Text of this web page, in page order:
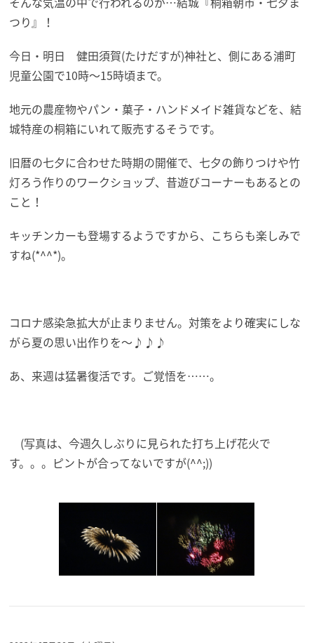
つり』！
今日・明日 健田須賀(たけだすが)神社と、側にある浦町
児童公園で10時～15時頃まで。
地元の農産物やパン・菓子・ハンドメイド雑貨などを、結
城特産の桐箱にいれて販売するそうです。
旧暦の七夕に合わせた時期の開催で、七夕の飾りつけや竹
灯ろう作りのワークショップ、昔遊びコーナーもあるとの
こと！
キッチンカーも登場するようですから、こちらも楽しみで
すね(*^^*)。
コロナ感染急拡大が止まりません。対策をより確実にしな
がら夏の思い出作りを～♪♪♪
あ、来週は猛暑復活です。ご覚悟を……。
(写真は、今週久しぶりに見られた打ち上げ花火で
す。。。ピントが合ってないですが(^^;))